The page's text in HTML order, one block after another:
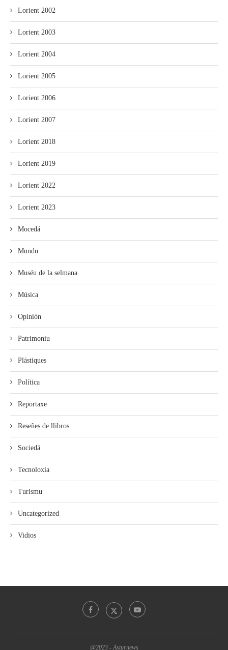
Lorient 2002
Lorient 2003
Lorient 2004
Lorient 2005
Lorient 2006
Lorient 2007
Lorient 2018
Lorient 2019
Lorient 2022
Lorient 2023
Mocedá
Mundu
Muséu de la selmana
Música
Opinión
Patrimoniu
Plástiques
Política
Reportaxe
Reseñes de llibros
Sociedá
Tecnoloxía
Turismu
Uncategorized
Vidios
@2023 - Asturnews